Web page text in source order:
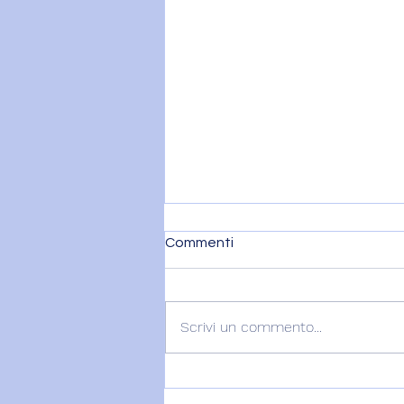
Commenti
Scrivi un commento...